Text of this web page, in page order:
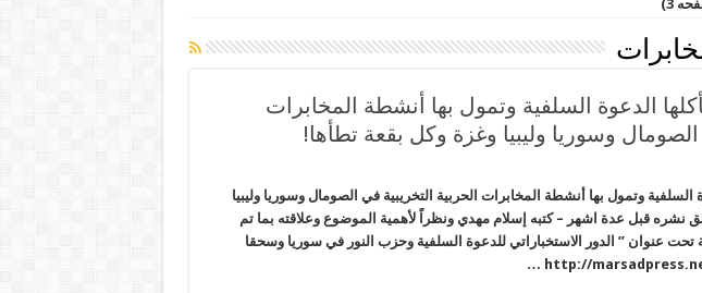
3)
الدعوة السلفية وتمول بها أنشطة المخابرات
الصومال وسوريا وليبيا وغزة وكل بقعة تطأها!
السلفية وتمول بها أنشطة المخابرات الحربية التخريبية في الصومال وسوريا وليبيا
قبل عدة اشهر – كتبه إسلام مهدي ونظراً لأهمية الموضوع وعلاقته بما تم
عنوان ” الدور الاستخباراتي للدعوة السلفية وحزب النور في سوريا وسحقا